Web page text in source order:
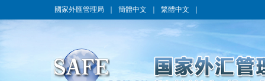
國家外匯管理局 簡體中文 繁體中文